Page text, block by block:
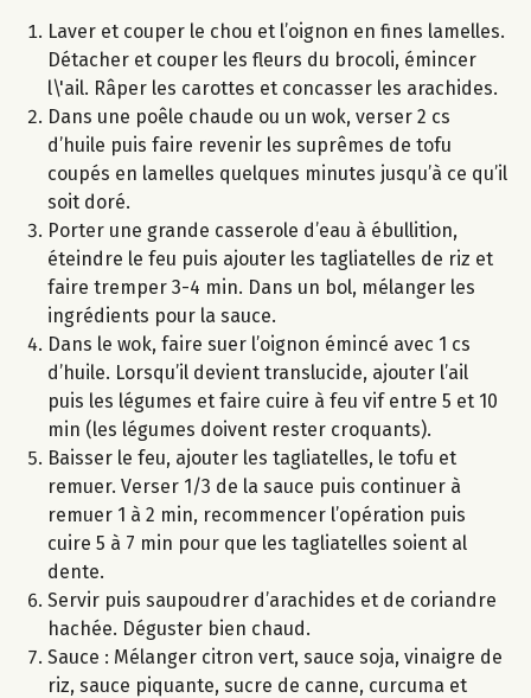
Laver et couper le chou et l’oignon en fines lamelles.
Détacher et couper les fleurs du brocoli, émincer
l\'ail. Râper les carottes et concasser les arachides.
Dans une poêle chaude ou un wok, verser 2 cs
d’huile puis faire revenir les suprêmes de tofu
coupés en lamelles quelques minutes jusqu’à ce qu’il
soit doré.
Porter une grande casserole d’eau à ébullition,
éteindre le feu puis ajouter les tagliatelles de riz et
faire tremper 3-4 min. Dans un bol, mélanger les
ingrédients pour la sauce.
Dans le wok, faire suer l’oignon émincé avec 1 cs
d’huile. Lorsqu’il devient translucide, ajouter l’ail
puis les légumes et faire cuire à feu vif entre 5 et 10
min (les légumes doivent rester croquants).
Baisser le feu, ajouter les tagliatelles, le tofu et
remuer. Verser 1/3 de la sauce puis continuer à
remuer 1 à 2 min, recommencer l’opération puis
cuire 5 à 7 min pour que les tagliatelles soient al
dente.
Servir puis saupoudrer d’arachides et de coriandre
hachée. Déguster bien chaud.
Sauce : Mélanger citron vert, sauce soja, vinaigre de
riz, sauce piquante, sucre de canne, curcuma et